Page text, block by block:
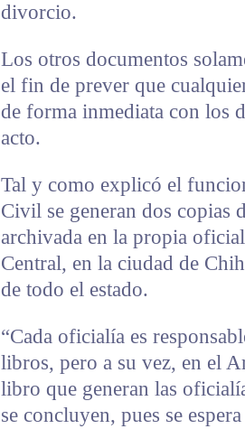
divorcio.
Los otros documentos
el fin de prever que
de forma inmediata con los
acto.
Tal y como explicó el
Civil se generan dos copias
archivada en la propia
Central, en la ciudad de
de todo el estado.
“Cada oficialía es
libros, pero a su vez, en el
libro que generan las
se concluyen, pues se